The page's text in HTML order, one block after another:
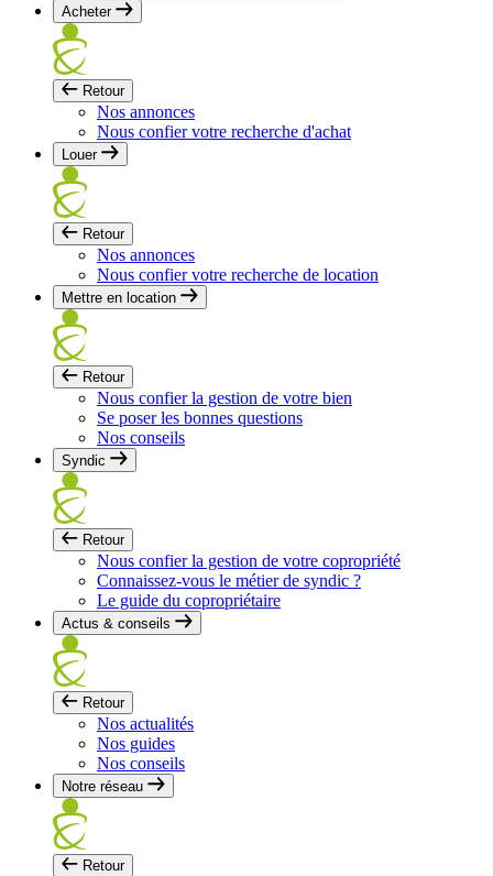
Acheter
Retour
Nos annonces
Nous confier votre recherche d'achat
Louer
Retour
Nos annonces
Nous confier votre recherche de location
Mettre en location
Retour
Nous confier la gestion de votre bien
Se poser les bonnes questions
Nos conseils
Syndic
Retour
Nous confier la gestion de votre copropriété
Connaissez-vous le métier de syndic ?
Le guide du copropriétaire
Actus & conseils
Retour
Nos actualités
Nos guides
Nos conseils
Notre réseau
Retour